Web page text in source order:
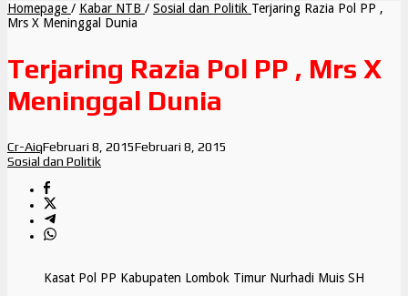
Homepage / Kabar NTB / Sosial dan Politik Terjaring Razia Pol PP ,
Mrs X Meninggal Dunia
Terjaring Razia Pol PP , Mrs X
Meninggal Dunia
Cr-AiqFebruari 8, 2015Februari 8, 2015
Sosial dan Politik
Kasat Pol PP Kabupaten Lombok Timur Nurhadi Muis SH